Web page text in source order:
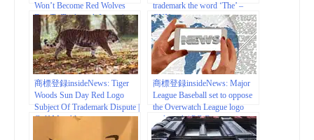
Won’t Become Red Wolves
Due To Trademark Issues |
www.tmz.com
trademark the word ‘The’ –
CNN
商標登録insideNews: Tiger
Woods Sun Day Red Logo
Subject Of Trademark Dispute |
Golf Monthly
商標登録insideNews: Major
League Baseball set to oppose
the Overwatch League logo
trademark | PC Gamer